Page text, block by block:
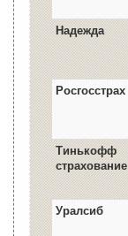
Надежда
Росгосстрах
Тинькофф
страхование
Уралсиб